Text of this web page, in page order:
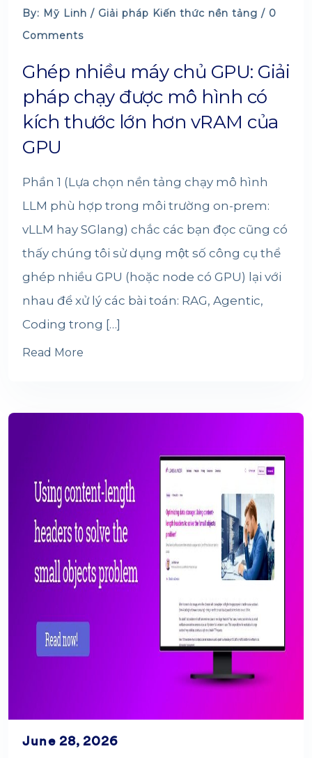
By: Mỹ Linh / Giải pháp Kiến thức nền tảng / 0
Comments
Ghép nhiều máy chủ GPU: Giải
pháp chạy được mô hình có
kích thước lớn hơn vRAM của
GPU
Phần 1 (Lựa chọn nền tảng chạy mô hình
LLM phù hợp trong môi trường on-prem:
vLLM hay SGlang) chắc các bạn đọc cũng có
thấy chúng tôi sử dụng một số công cụ thể
ghép nhiều GPU (hoặc node có GPU) lại với
nhau để xử lý các bài toán: RAG, Agentic,
Coding trong […]
Read More
June 28, 2026